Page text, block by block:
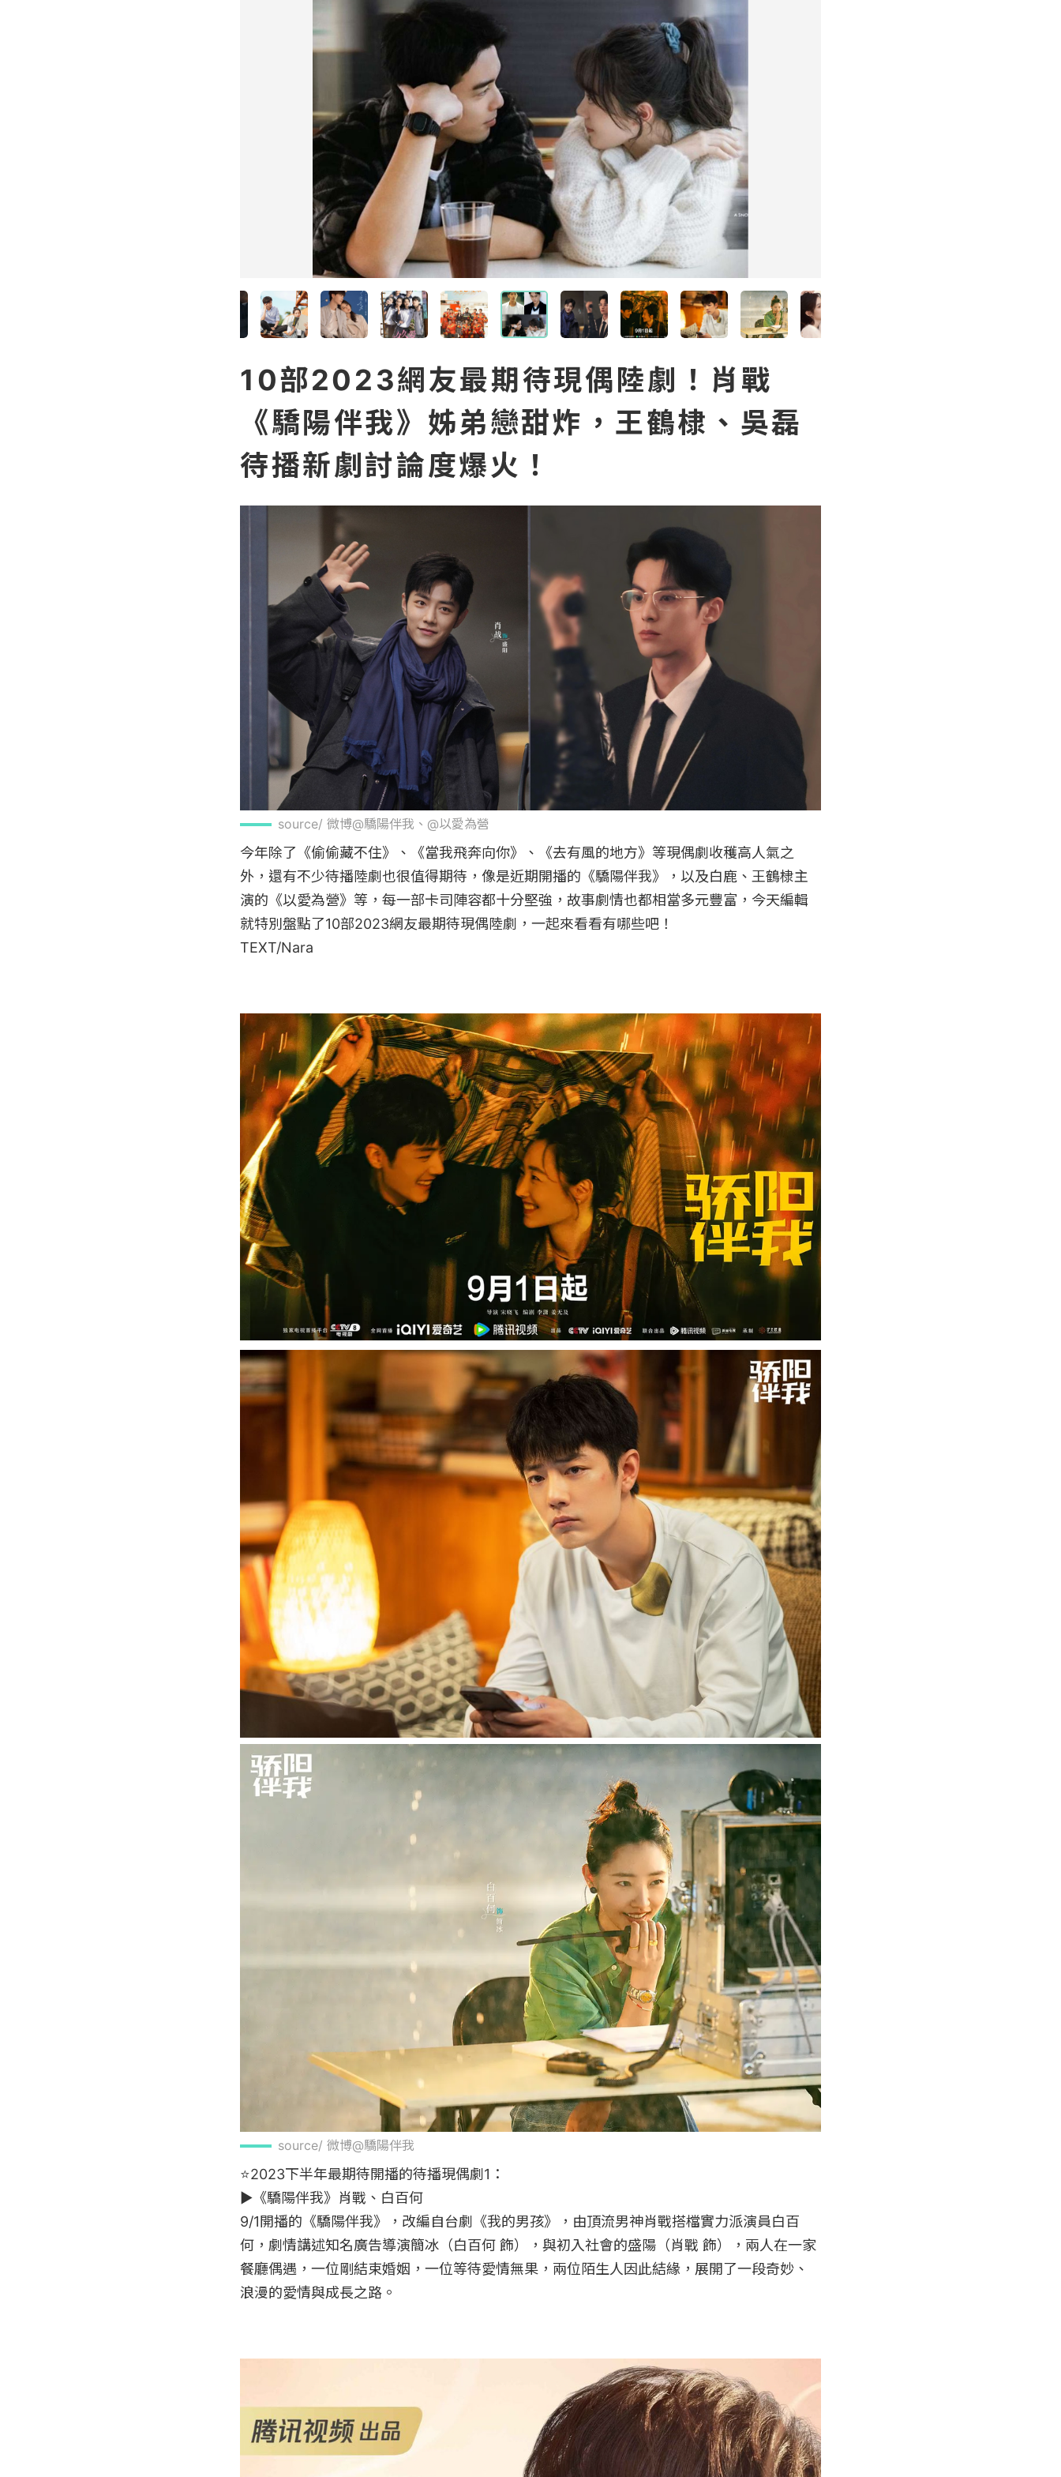
10部2023網友最期待現偶陸劇！肖戰
《驕陽伴我》姊弟戀甜炸，王鶴棣、吳磊
待播新劇討論度爆火！
source/ 微博@驕陽伴我、@以愛為營
今年除了《偷偷藏不住》、《當我飛奔向你》、《去有風的地方》等現偶劇收穫高人氣之
外，還有不少待播陸劇也很值得期待，像是近期開播的《驕陽伴我》，以及白鹿、王鶴棣主
演的《以愛為營》等，每一部卡司陣容都十分堅強，故事劇情也都相當多元豐富，今天編輯
就特別盤點了10部2023網友最期待現偶陸劇，一起來看看有哪些吧！
TEXT/Nara
source/ 微博@驕陽伴我
⭐2023下半年最期待開播的待播現偶劇1：
▶《驕陽伴我》肖戰、白百何
9/1開播的《驕陽伴我》，改編自台劇《我的男孩》，由頂流男神肖戰搭檔實力派演員白百
何，劇情講述知名廣告導演簡冰（白百何 飾），與初入社會的盛陽（肖戰 飾），兩人在一家
餐廳偶遇，一位剛結束婚姻，一位等待愛情無果，兩位陌生人因此結緣，展開了一段奇妙、
浪漫的愛情與成長之路。